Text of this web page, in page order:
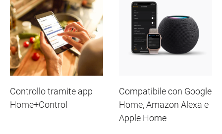
Controllo tramite app
Home+Control
Compatibile con Google
Home, Amazon Alexa e
Apple Home